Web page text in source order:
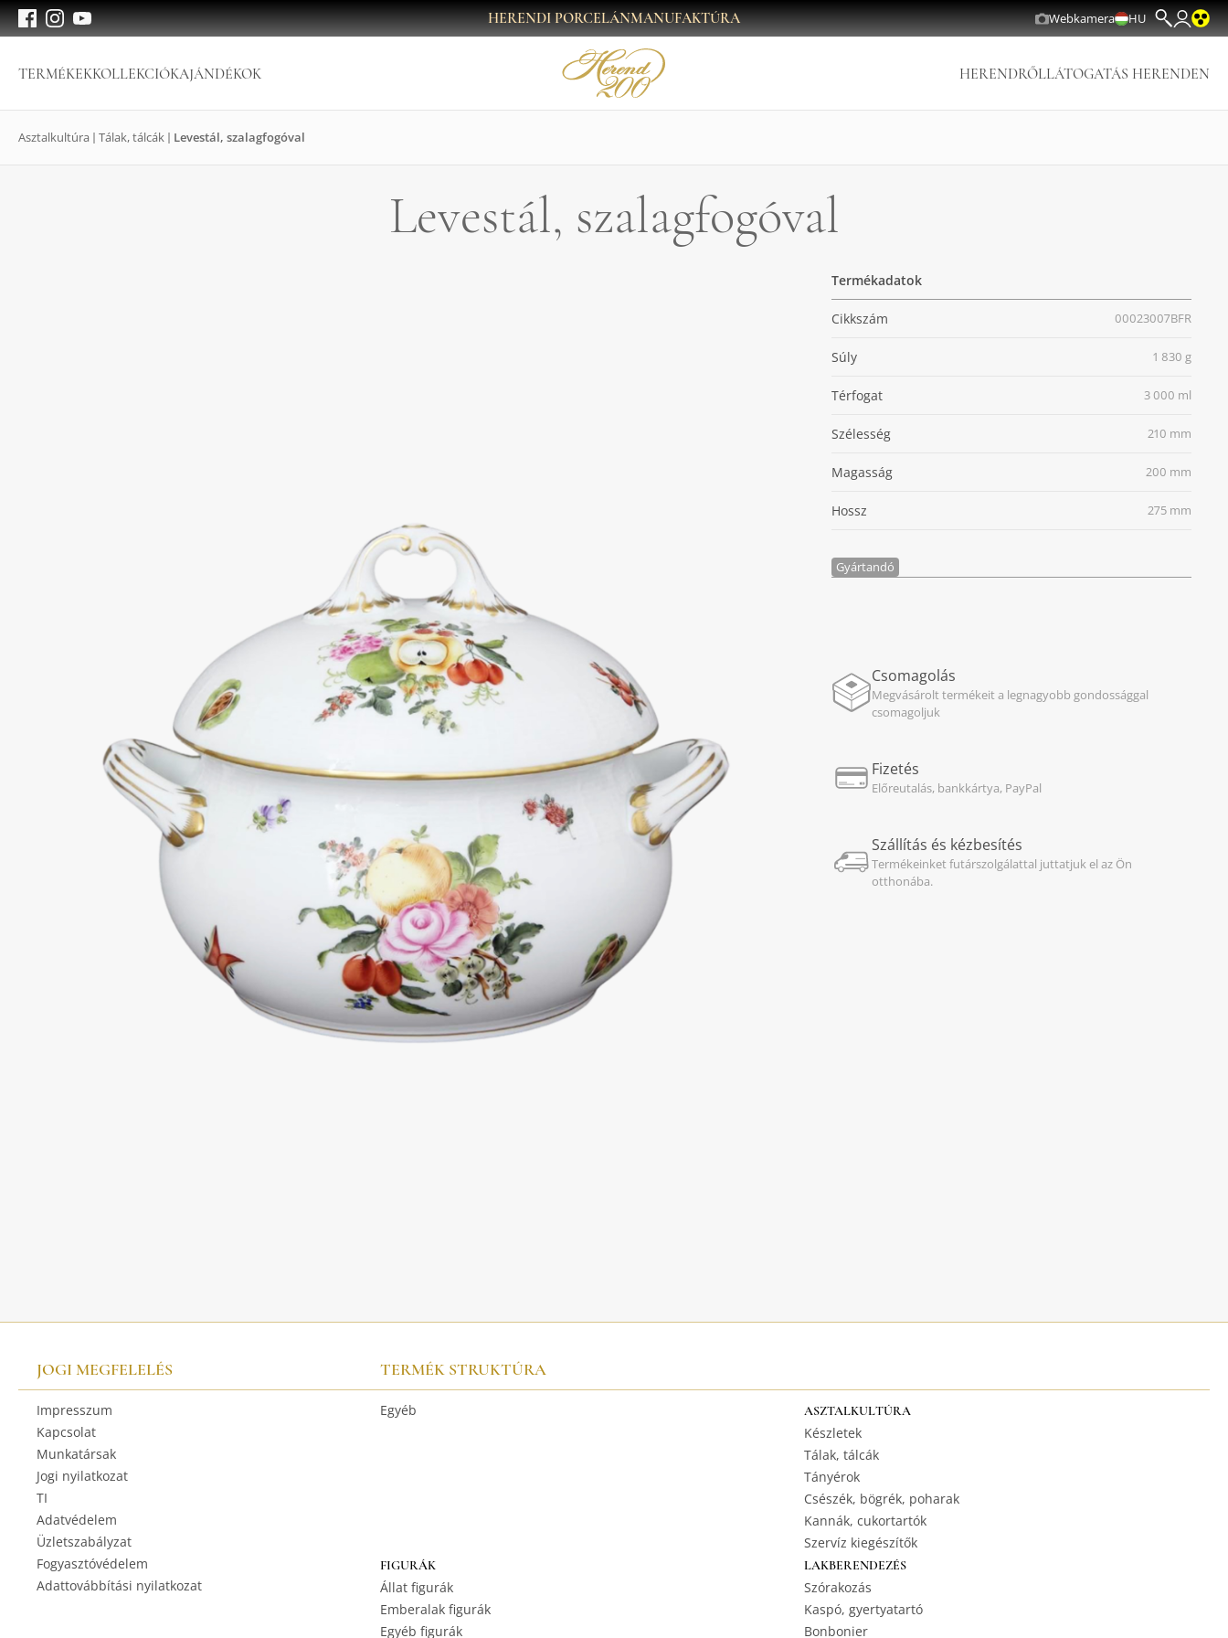
HERENDI PORCELÁNMANUFAKTÚRA Webkamera HU
TERMÉKEKKOLLEKCIÓKAJÁNDÉKOK HERENDRŐLLÁTOGATÁS HERENDEN
Asztalkultúra Tálak, tálcák Levestál, szalagfogóval
Levestál, szalagfogóval
Termékadatok
Cikkszám 00023007BFR
Súly 1 830 g
Térfogat 3 000 ml
Szélesség 210 mm
Magasság 200 mm
Hossz 275 mm
Gyártandó
Csomagolás
Megvásárolt termékeit a legnagyobb gondossággal
csomagoljuk
Fizetés
Előreutalás, bankkártya, PayPal
Szállítás és kézbesítés
Termékeinket futárszolgálattal juttatjuk el az Ön
otthonába.
JOGI MEGFELELÉS
Impresszum
Kapcsolat
Munkatársak
Jogi nyilatkozat
TI
Adatvédelem
Üzletszabályzat
Fogyasztóvédelem
Adattovábbítási nyilatkozat
TERMÉK STRUKTÚRA
Egyéb ASZTALKULTÚRA
Készletek
Tálak, tálcák
Tányérok
Csészék, bögrék, poharak
Kannák, cukortartók
Szervíz kiegészítők
FIGURÁK
Állat figurák
Emberalak figurák
Egyéb figurák
LAKBERENDEZÉS
Szórakozás
Kaspó, gyertyatartó
Bonbonier